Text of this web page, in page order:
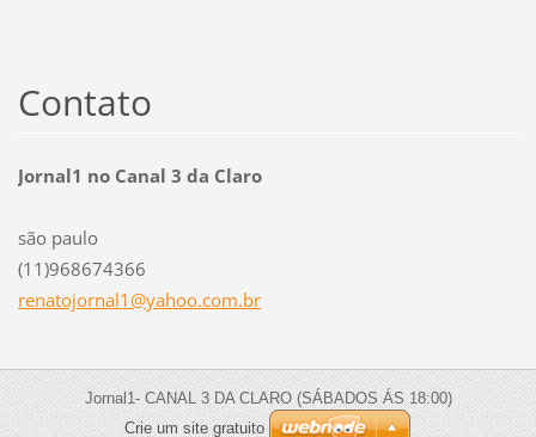
Contato
Jornal1 no Canal 3 da Claro
são paulo
(11)968674366
renatojornal1@yahoo.com.br
Jornal1- CANAL 3 DA CLARO (SÁBADOS ÁS 18:00)
Crie um site gratuito